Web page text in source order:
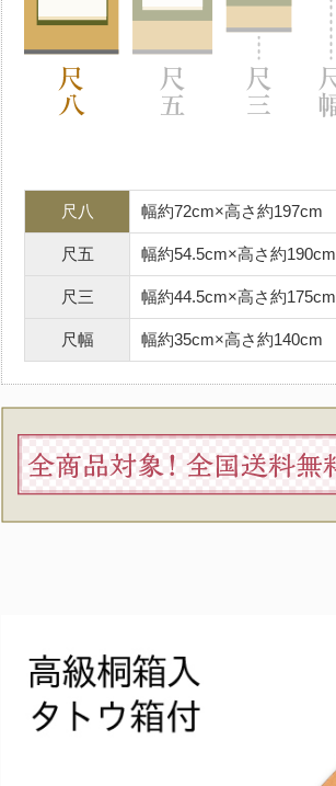
尺八 幅約72cm×高さ約197cm
尺五 幅約54.5cm×高さ約190cm
尺三 幅約44.5cm×高さ約175cm
尺幅 幅約35cm×高さ約140cm